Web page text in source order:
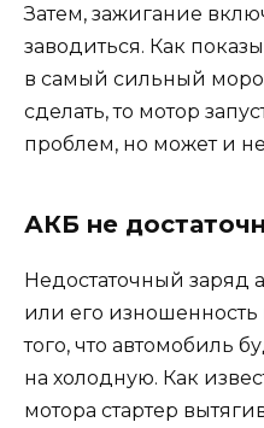
Затем, зажигание
заводиться. Как
в самый сильный
сделать, то мотор
проблем, но может и
АКБ не
Недостаточный заряд
или его
того, что автомобиль
на холодную. Как
мотора стартер